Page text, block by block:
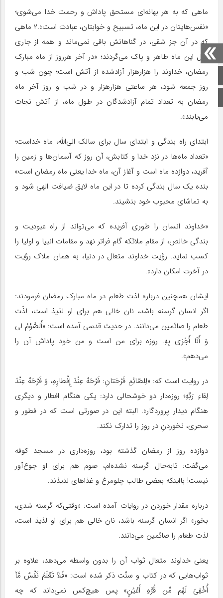
صفحه اصلی
اینستاگرام
ماهی که به هر بهانه‌ای مستحق پاداش و رحمت خدا می‌شوی؛
«نفس‌هایتان در این ماه، تسبیح و خوابتان، عبادت است».۲ ماهی
که در آن جز شقی، در گناهانش باقی نمی‌ماند و همه از جاری
زلال این ماه طاهر و پاک می‌گردند؛ «در آخر هرروز از ماه مبارک
رمضان، خداوند را هزارهزار آزادشده از آتش است؛ چون شب و
روز جمعه شود، هر ساعتی هزارهزار و در شب و روز آخر ماه
رمضان به تعداد تمام آزادشدگان در طول ماه، از آتش نجات
می‌یابند».
ابتدای راه بندگی و ابتدای سال برای سالک الی‌الله، ماه خداست؛
«تعداد ماه‌ها در نزد خدا و کتابش، آن روز که آسمان‌ها و زمین را
آفرید، دوازده ماه است و آغاز آن، ماه خدا یعنی ماه رمضان است»
بنده یک سال بندگی کرده تا در این ماه لایق ضیافت الهی شود و
به تماشای محبوب خود بنشیند.
«خداوند انسان را طورى آفریده که مى‌تواند از راه عبودیت و
بندگى خالص، از مقام ملائکه گام فراتر نهد و مقامات انبیا و اولیا را
کسب نماید. رؤیت خداوند متعال در دنیا، به همان ملاک رؤیت
در آخرت امکان دارد».
ایشان همچنین درباره لذت طعام در ماه مبارک رمضان فرمودند:
اگر انسان گرسنه باشد، نان خالى هم براى او لذیذ است، لذّت
طعام را صائمین می‌دانند. در حدیث قدسى آمده است: «أَلصَّوْمُ لى
وَ أَنَا أَجْزى بِهِ. روزه براى من است و من خود پاداش آن را
می‌دهم».
در روایت است که: «لِلصّائِمِ فَرْحَتانِ: فَرْحَهٌ عِنْدَ إِفْطارِهِ، وَ فَرْحَهٌ عِنْدَ
لِقاءِ رَبِّهِ؛ روزه‌دار دو خوشحالی دارد: یکی هنگام افطار و دیگری
هنگام دیدار پروردگار». البته این در صورتی است که در فطور و
سحری، نخوردنِ در روز را تدارک نکند.
دوازده روز از رمضان گذشته بود، روزه‌داری در مسجد کوفه
می‌گفت: تابه‌حال گرسنه نشده‌ام، صوم هم برای او جوع‌آور
نیست! بااینکه بعضی طالب چلومرغ و غذاهای لذیذند.
درباره مقدار خوردن در روایات آمده است: «وقتی‌که گرسنه شدی،
بخور» اگر انسان گرسنه باشد، نان خالی هم برای او لذیذ است،
لذت طعام را صائمین می‌دانند.
یعنى خداوند متعال ثواب آن را بدون واسطه می‌دهد، علاوه بر
ثواب‌هایی که در کتاب و سنّت ذکر شده است: «فَلاَ تَعْلَمُ نَفْسٌ مَّآ
أُخْفِىَ لَهُم مِّن قُرَّهِ أَعْیُنٍ» پس هیچ‌کس نمی‌داند که چه